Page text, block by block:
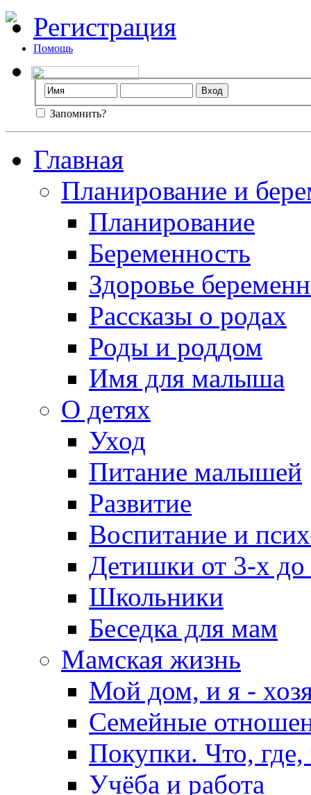
Регистрация
Помощь
Запомнить?
Главная
Планирование и
Планирование
Беременность
Здоровье
Рассказы о родах
Роды и роддом
Имя для малыша
О детях
Уход
Питание малышей
Развитие
Воспитание и
Детишки от 3-х
Школьники
Беседка для мам
Мамская жизнь
Мой дом, и я -
Семейные
Покупки. Что, где,
Учёба и работа